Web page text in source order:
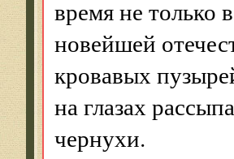
время не только
новейшей
кровавых
на глазах
чернухи.